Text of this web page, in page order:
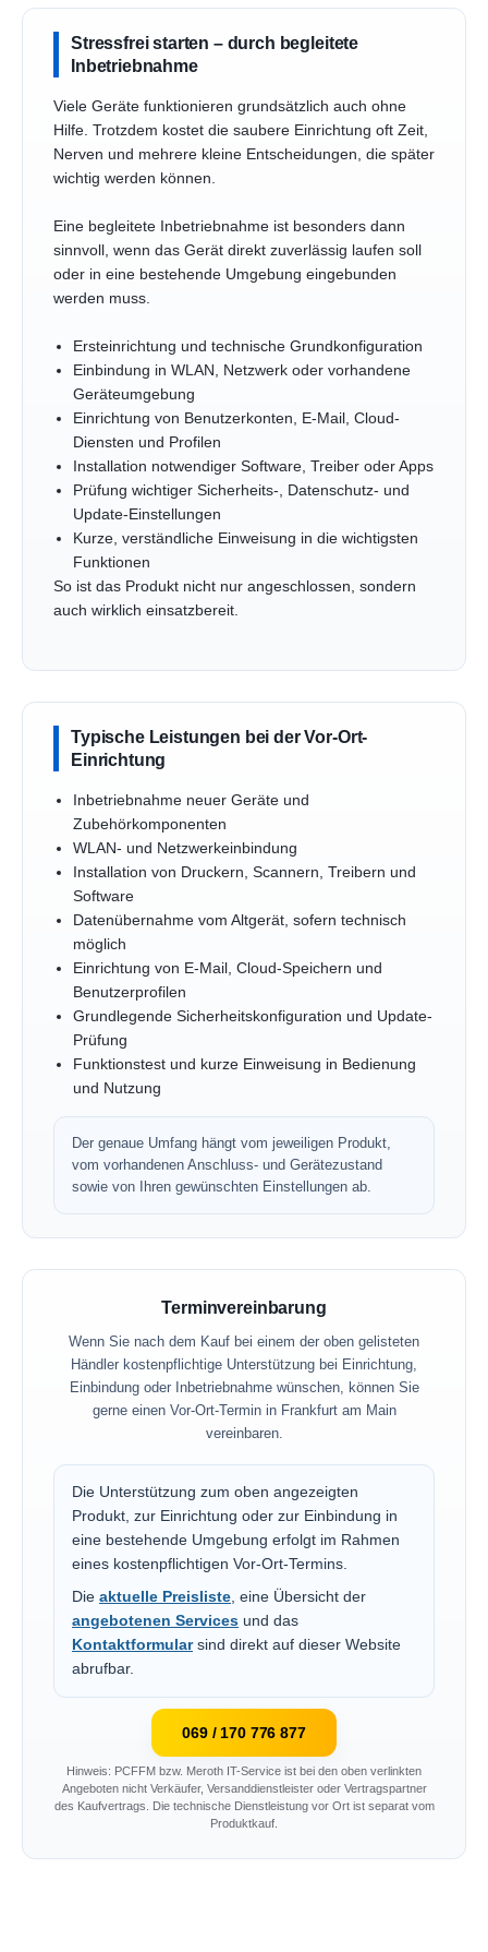
Stressfrei starten – durch begleitete
Inbetriebnahme
Viele Geräte funktionieren grundsätzlich auch ohne
Hilfe. Trotzdem kostet die saubere Einrichtung oft Zeit,
Nerven und mehrere kleine Entscheidungen, die später
wichtig werden können.
Eine begleitete Inbetriebnahme ist besonders dann
sinnvoll, wenn das Gerät direkt zuverlässig laufen soll
oder in eine bestehende Umgebung eingebunden
werden muss.
Ersteinrichtung und technische Grundkonfiguration
Einbindung in WLAN, Netzwerk oder vorhandene
Geräteumgebung
Einrichtung von Benutzerkonten, E-Mail, Cloud-
Diensten und Profilen
Installation notwendiger Software, Treiber oder Apps
Prüfung wichtiger Sicherheits-, Datenschutz- und
Update-Einstellungen
Kurze, verständliche Einweisung in die wichtigsten
Funktionen
So ist das Produkt nicht nur angeschlossen, sondern
auch wirklich einsatzbereit.
Typische Leistungen bei der Vor-Ort-
Einrichtung
Inbetriebnahme neuer Geräte und
Zubehörkomponenten
WLAN- und Netzwerkeinbindung
Installation von Druckern, Scannern, Treibern und
Software
Datenübernahme vom Altgerät, sofern technisch
möglich
Einrichtung von E-Mail, Cloud-Speichern und
Benutzerprofilen
Grundlegende Sicherheitskonfiguration und Update-
Prüfung
Funktionstest und kurze Einweisung in Bedienung
und Nutzung
Der genaue Umfang hängt vom jeweiligen Produkt,
vom vorhandenen Anschluss- und Gerätezustand
sowie von Ihren gewünschten Einstellungen ab.
Terminvereinbarung
Wenn Sie nach dem Kauf bei einem der oben gelisteten
Händler kostenpflichtige Unterstützung bei Einrichtung,
Einbindung oder Inbetriebnahme wünschen, können Sie
gerne einen Vor-Ort-Termin in Frankfurt am Main
vereinbaren.
Die Unterstützung zum oben angezeigten
Produkt, zur Einrichtung oder zur Einbindung in
eine bestehende Umgebung erfolgt im Rahmen
eines kostenpflichtigen Vor-Ort-Termins.
Die aktuelle Preisliste , eine Übersicht der
angebotenen Services und das
Kontaktformularsind direkt auf dieser Website
abrufbar.
069 / 170 776 877
Hinweis: PCFFM bzw. Meroth IT-Service ist bei den oben verlinkten
Angeboten nicht Verkäufer, Versanddienstleister oder Vertragspartner
des Kaufvertrags. Die technische Dienstleistung vor Ort ist separat vom
Produktkauf.